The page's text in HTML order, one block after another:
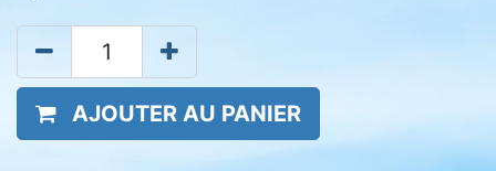
AJOUTER AU PANIER